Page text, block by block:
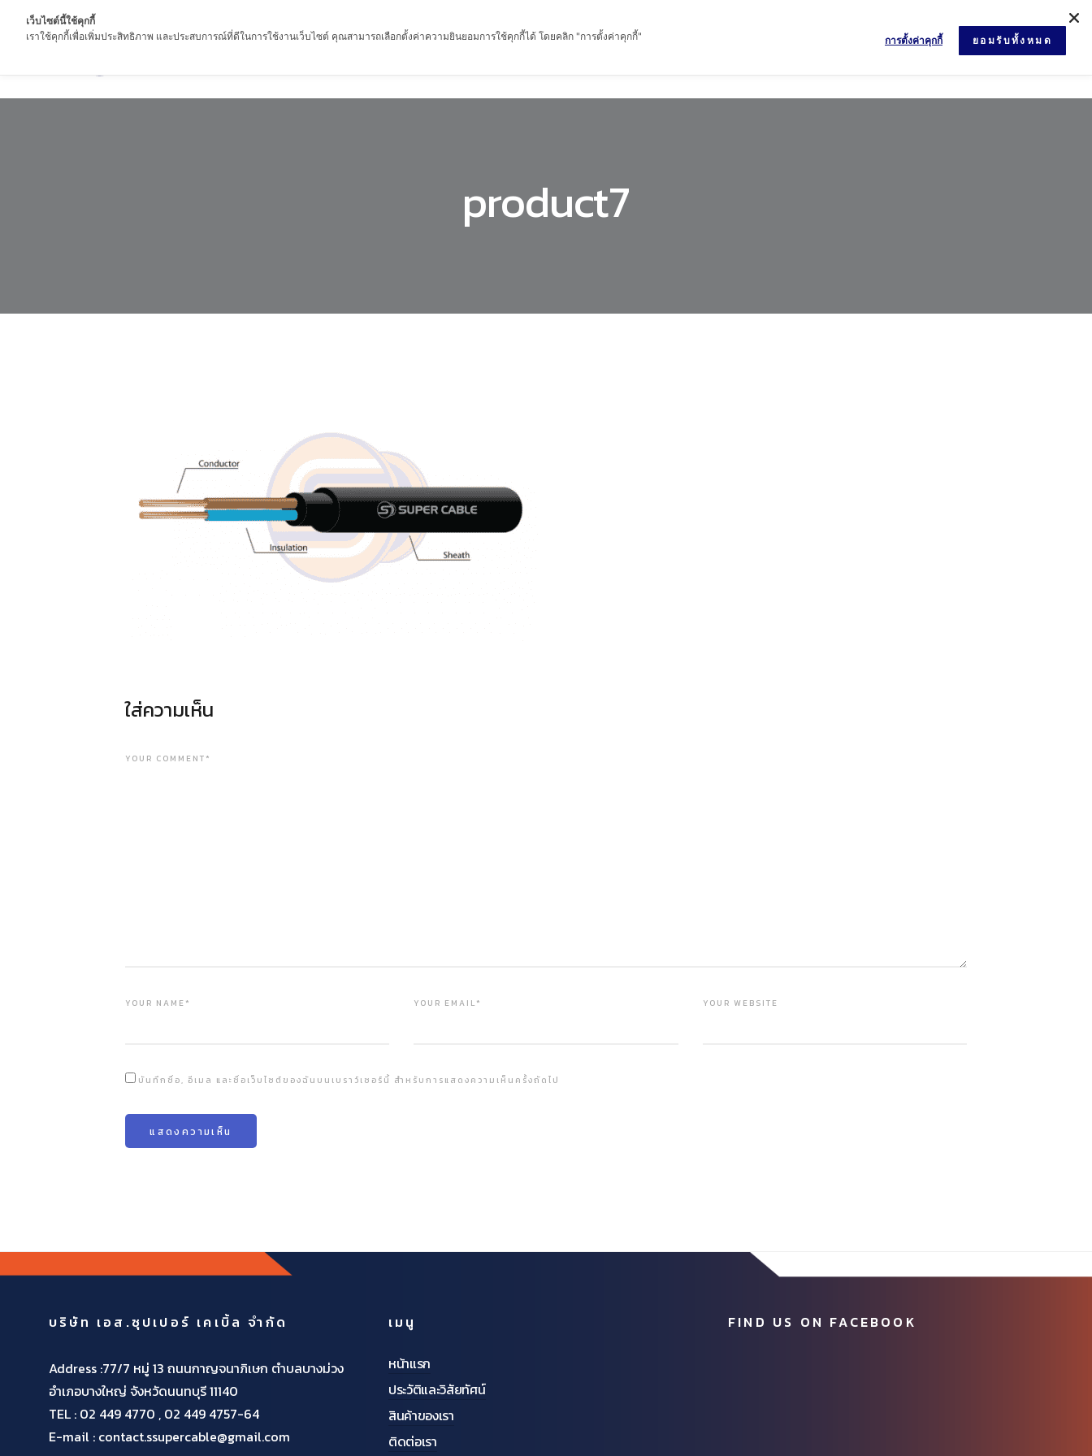
product7
ใส่ความเห็น
YOUR COMMENT*
YOUR NAME* YOUR EMAIL* YOUR WEBSITE
บันทึกชื่อ, อีเมล และชื่อเว็บไซต์ของฉันบนเบราว์เซอร์นี้ สำหรับการแสดงความเห็นครั้งถัดไป
บริษัท เอส.ซุปเปอร์ เคเบิ้ล จำกัด
Address :77/7 หมู่ 13 ถนนกาญจนาภิเษก ตำบลบางม่วง
อำเภอบางใหญ่ จังหวัดนนทบุรี 11140
TEL : 02 449 4770 , 02 449 4757-64
E-mail : contact.ssupercable@gmail.com
เมนู
หน้าแรก
ประวัติและวิสัยทัศน์
สินค้าของเรา
ติดต่อเรา
FIND US ON FACEBOOK
เว็บไซต์นี้ใช้คุกกี้
เราใช้คุกกี้เพื่อเพิ่มประสิทธิภาพ และประสบการณ์ที่ดีในการใช้งานเว็บไซต์ คุณสามารถเลือกตั้งค่าความยินยอมการใช้คุกกี้ได้ โดยคลิก "การตั้งค่าคุกกี้"
ยอมรับทั้งหมด
การตั้งค่าคุกกี้